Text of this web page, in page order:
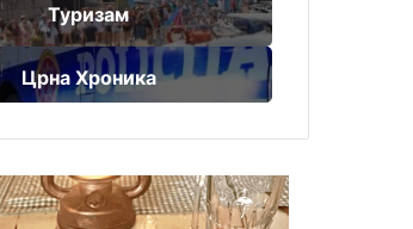
Туризам
Црна Хроника